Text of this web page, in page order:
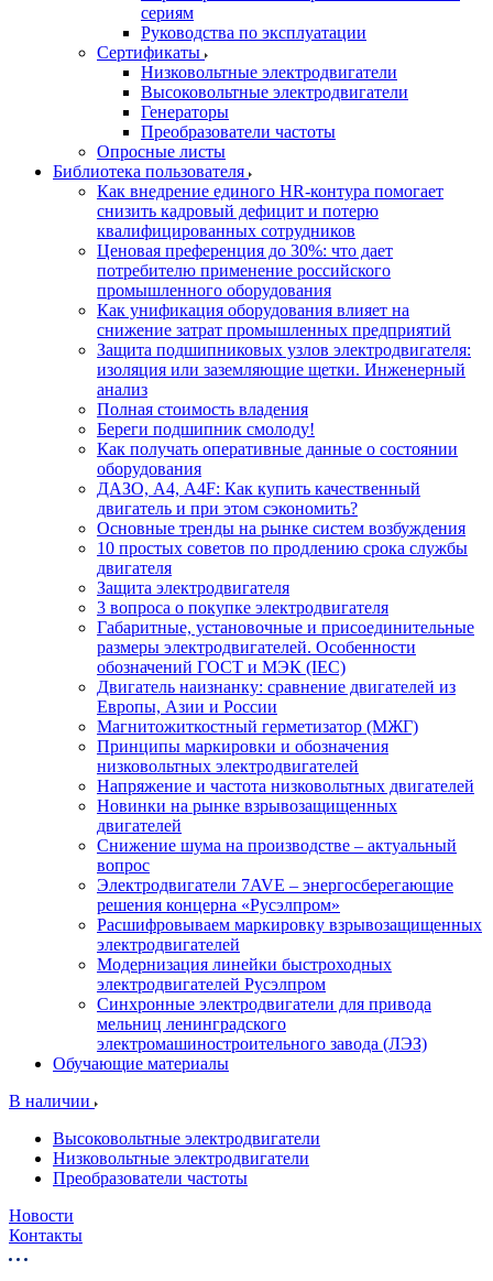
сериям
Руководства по эксплуатации
Сертификаты
Низковольтные электродвигатели
Высоковольтные электродвигатели
Генераторы
Преобразователи частоты
Опросные листы
Библиотека пользователя
Как внедрение единого HR-контура помогает
снизить кадровый дефицит и потерю
квалифицированных сотрудников
Ценовая преференция до 30%: что дает
потребителю применение российского
промышленного оборудования
Как унификация оборудования влияет на
снижение затрат промышленных предприятий
Защита подшипниковых узлов электродвигателя:
изоляция или заземляющие щетки. Инженерный
анализ
Полная стоимость владения
Береги подшипник смолоду!
Как получать оперативные данные о состоянии
оборудования
ДАЗО, А4, А4F: Как купить качественный
двигатель и при этом сэкономить?
Основные тренды на рынке систем возбуждения
10 простых советов по продлению срока службы
двигателя
Защита электродвигателя
3 вопроса о покупке электродвигателя
Габаритные, установочные и присоединительные
размеры электродвигателей. Особенности
обозначений ГОСТ и МЭК (IEC)
Двигатель наизнанку: сравнение двигателей из
Европы, Азии и России
Магнитожиткостный герметизатор (МЖГ)
Принципы маркировки и обозначения
низковольтных электродвигателей
Напряжение и частота низковольтных двигателей
Новинки на рынке взрывозащищенных
двигателей
Снижение шума на производстве – актуальный
вопрос
Электродвигатели 7AVE – энергосберегающие
решения концерна «Русэлпром»
Расшифровываем маркировку взрывозащищенных
электродвигателей
Модернизация линейки быстроходных
электродвигателей Русэлпром
Синхронные электродвигатели для привода
мельниц ленинградского
электромашиностроительного завода (ЛЭЗ)
Обучающие материалы
В наличии
Высоковольтные электродвигатели
Низковольтные электродвигатели
Преобразователи частоты
Новости
Контакты